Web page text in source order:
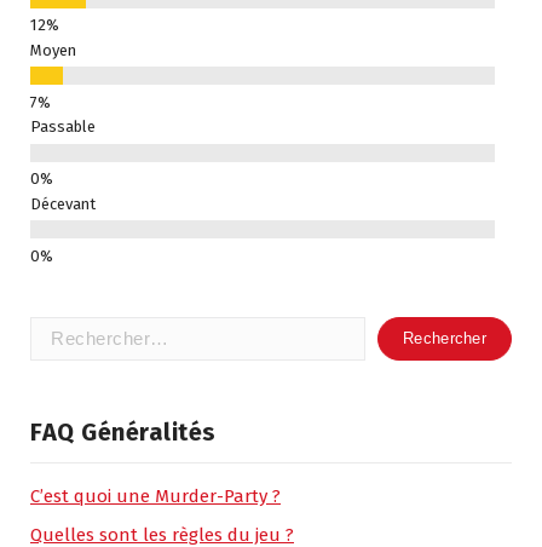
Moyen
Passable
Décevant
Rechercher :
FAQ Généralités
C’est quoi une Murder-Party ?
Quelles sont les règles du jeu ?